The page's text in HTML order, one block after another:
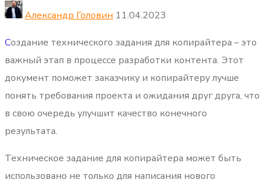
Александр Головин 11.04.2023
Создание технического задания для копирайтера – это
важный этап в процессе разработки контента. Этот
документ поможет заказчику и копирайтеру лучше
понять требования проекта и ожидания друг друга, что
в свою очередь улучшит качество конечного
результата.
Техническое задание для копирайтера может быть
использовано не только для написания нового